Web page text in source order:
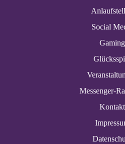
Social
Gaming
Messenger-
Kontakt